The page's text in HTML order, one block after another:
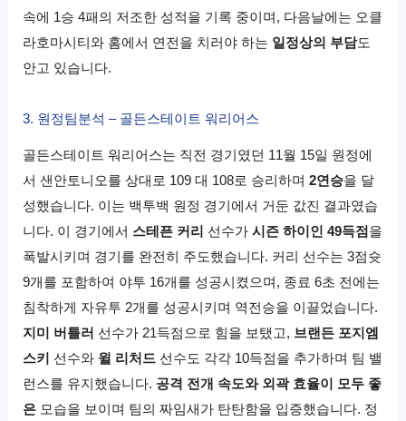
속에 1승 4패의 저조한 성적을 기록 중이며, 다음날에는 오클
라호마시티와 홈에서 연전을 치러야 하는 일정상의 부담도
안고 있습니다.
3. 원정팀분석 – 골든스테이트 워리어스
골든스테이트 워리어스는 직전 경기였던 11월 15일 원정에
서 샌안토니오를 상대로 109 대 108로 승리하며2연승을 달
성했습니다. 이는 백투백 원정 경기에서 거둔 값진 결과였습
니다. 이 경기에서 스테픈 커리 선수가시즌 하이인 49득점 을
폭발시키며 경기를 완전히 주도했습니다. 커리 선수는 3점슛
9개를 포함하여 야투 16개를 성공시켰으며, 종료 6초 전에는
침착하게 자유투 2개를 성공시키며 역전승을 이끌었습니다.
지미 버틀러 선수가 21득점으로 힘을 보탰고, 브랜든 포지엠
스키
선수와 윌 리처드 선수도 각각 10득점을 추가하며 팀 밸
런스를 유지했습니다. 공격 전개 속도와 외곽 효율이 모두 좋
은 모습을 보이며 팀의 짜임새가 탄탄함을 입증했습니다. 정